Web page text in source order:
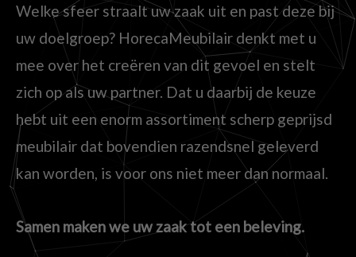
Welke sfeer straalt uw zaak uit en past deze bij
uw doelgroep? HorecaMeubilair denkt met u
mee over het creëren van dit gevoel en stelt
zich op als uw partner. Dat u daarbij de keuze
hebt uit een enorm assortiment scherp geprijsd
meubilair dat bovendien razendsnel geleverd
kan worden, is voor ons niet meer dan normaal.
Samen maken we uw zaak tot een beleving.